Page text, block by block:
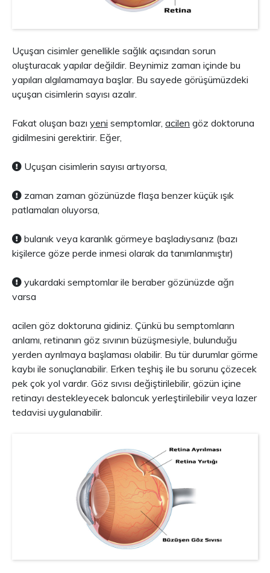
Uçuşan cisimler genellikle sağlık açısından sorun
oluşturacak yapılar değildir. Beynimiz zaman içinde bu
yapıları algılamamaya başlar. Bu sayede görüşümüzdeki
uçuşan cisimlerin sayısı azalır.
Fakat oluşan bazı yeni semptomlar, acilen göz doktoruna
gidilmesini gerektirir. Eğer,
Uçuşan cisimlerin sayısı artıyorsa,
zaman zaman gözünüzde flaşa benzer küçük ışık
patlamaları oluyorsa,
bulanık veya karanlık görmeye başladıysanız (bazı
kişilerce göze perde inmesi olarak da tanımlanmıştır)
yukardaki semptomlar ile beraber gözünüzde ağrı
varsa
acilen göz doktoruna gidiniz. Çünkü bu semptomların
anlamı, retinanın göz sıvının büzüşmesiyle, bulunduğu
yerden ayrılmaya başlaması olabilir. Bu tür durumlar görme
kaybı ile sonuçlanabilir. Erken teşhiş ile bu sorunu çözecek
pek çok yol vardır. Göz sıvısı değiştirilebilir, gözün içine
retinayı destekleyecek baloncuk yerleştirilebilir veya lazer
tedavisi uygulanabilir.